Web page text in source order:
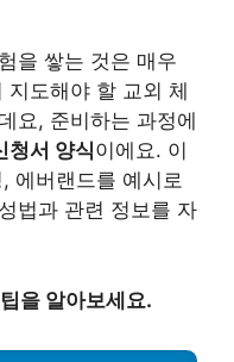
을 쌓는 것은 매우
도해야 할 교외 체
요, 준비하는 과정에
청서 양식이에요. 이
에버랜드를 예시로
법과 관련 정보를 자
을 알아보세요.